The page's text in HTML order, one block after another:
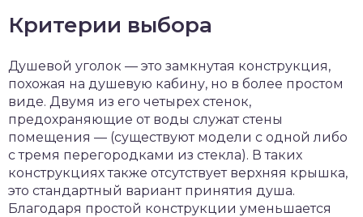
Критерии выбора
Душевой уголок — это замкнутая конструкция,
похожая на душевую кабину, но в более простом
виде. Двумя из его четырех стенок,
предохраняющие от воды служат стены
помещения — (существуют модели с одной либо
с тремя перегородками из стекла). В таких
конструкциях также отсутствует верхняя крышка,
это стандартный вариант принятия душа.
Благодаря простой конструкции уменьшается